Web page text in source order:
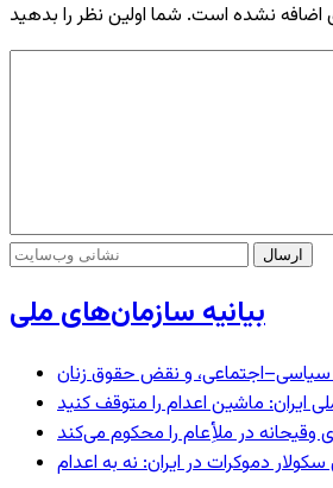
بیانیه سازمان‌های ملی
سیاسی–اجتماعی، و نقض حقوق زنان
وقیحانه در ملأِعام را محکوم می‌کند
دموکرات در ایران: نه به اعدام